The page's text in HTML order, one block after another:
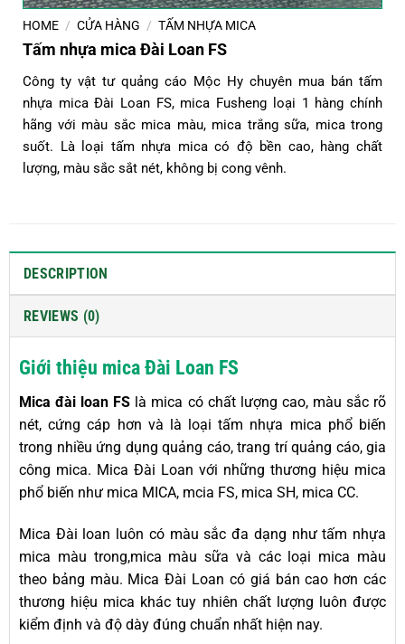
HOME / CỬA HÀNG / TẤM NHỰA MICA
Tấm nhựa mica Đài Loan FS
Công ty vật tư quảng cáo Mộc Hy chuyên mua bán tấm
nhựa mica Đài Loan FS, mica Fusheng loại 1 hàng chính
hãng với màu sắc mica màu, mica trắng sữa, mica trong
suốt. Là loại tấm nhựa mica có độ bền cao, hàng chất
lượng, màu sắc sắt nét, không bị cong vênh.
DESCRIPTION
REVIEWS (0)
Giới thiệu mica Đài Loan FS
Mica đài loan FS là mica có chất lượng cao, màu sắc rõ
nét, cứng cáp hơn và là loại tấm nhựa mica phổ biến
trong nhiều ứng dụng quảng cáo, trang trí quảng cáo, gia
công mica. Mica Đài Loan với những thương hiệu mica
phổ biến như mica MICA, mcia FS, mica SH, mica CC.
Mica Đài loan luôn có màu sắc đa dạng như tấm nhựa
mica màu trong,mica màu sữa và các loại mica màu
theo bảng màu. Mica Đài Loan có giá bán cao hơn các
thương hiệu mica khác tuy nhiên chất lượng luôn được
kiểm định và độ dày đúng chuẩn nhất hiện nay.